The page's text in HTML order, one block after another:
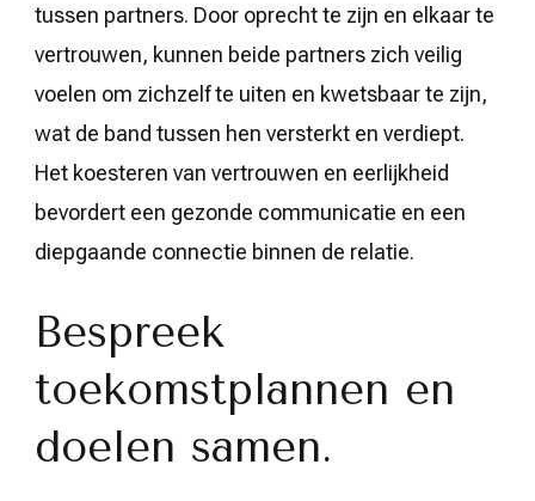
tussen partners. Door oprecht te zijn en elkaar te
vertrouwen, kunnen beide partners zich veilig
voelen om zichzelf te uiten en kwetsbaar te zijn,
wat de band tussen hen versterkt en verdiept.
Het koesteren van vertrouwen en eerlijkheid
bevordert een gezonde communicatie en een
diepgaande connectie binnen de relatie.
Bespreek
toekomstplannen en
doelen samen.